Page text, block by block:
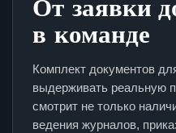
в команде
Комплект документов
выдерживать реальную
смотрит не только
ведения журналов,